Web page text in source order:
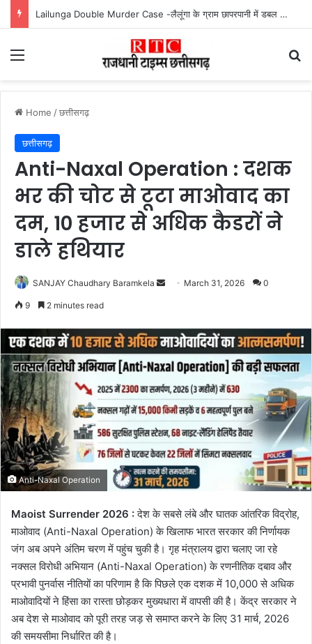
Mahtari Vandan 30th Installment : महतारी वंदन योजना की 30वीं किस्त जारी, ऐसे करें भुगतान स्टेटस चेक
Menu
Home /छत्तीसगढ़
छत्तीसगढ़
Anti-Naxal Operation : दशक
भर की चोट से टूटा माओवाद का
दम, 10 हजार से अधिक कैडरों ने
डाले हथियार
SANJAY Chaudhary Baramkela
Send March 31, 2026 0
9 2 minutes read
Anti-Naxal Operation
Maoist Surrender 2026 :देश के सबसे लंबे और घातक आंतरिक विद्रोह,
माओवाद (Anti-Naxal Operation) के खिलाफ भारत सरकार की निर्णायक
जंग अब अपने अंतिम चरण में पहुंच चुकी है। गृह मंत्रालय द्वारा चलाए जा रहे
नक्सल विरोधी अभियान (Anti-Naxal Operation) के रणनीतिक दबाव और
प्रभावी पुनर्वास नीतियों का परिणाम है कि पिछले एक दशक में 10,000 से अधिक
माओवादियों ने हिंसा का रास्ता छोड़कर मुख्यधारा में वापसी की है। केंद्र सरकार ने
अब देश से माओवाद को पूरी तरह जड़ से समाप्त करने के लिए 31 मार्च, 2026
की समयसीमा निर्धारित की है।